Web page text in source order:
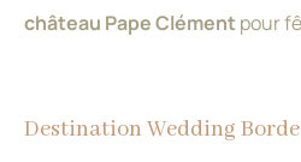
château Pape Clément pour
Destination Wedding